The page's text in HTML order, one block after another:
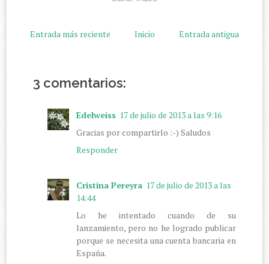
Entrada más reciente Entrada antigua
Inicio
3 comentarios:
Edelweiss 17 de julio de 2013 a las 9:16
Gracias por compartirlo :-) Saludos
Responder
Cristina Pereyra 17 de julio de 2013 a las
14:44
Lo he intentado cuando de su
lanzamiento, pero no he logrado publicar
porque se necesita una cuenta bancaria en
España.